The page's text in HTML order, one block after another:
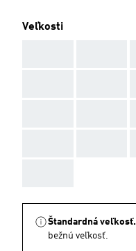
Veľkosti
Štandardná veľkosť.
bežnú veľkosť.